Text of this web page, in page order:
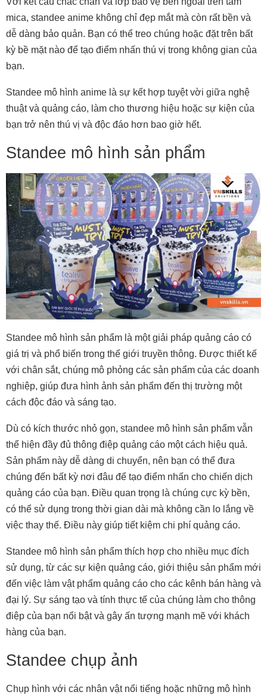
mica, standee anime không chỉ đẹp mắt mà còn rất bền và
dễ dàng bảo quản. Bạn có thể treo chúng hoặc đặt trên bất
kỳ bề mặt nào để tạo điểm nhấn thú vị trong không gian của
bạn.
Standee mô hình anime là sự kết hợp tuyệt vời giữa nghệ
thuật và quảng cáo, làm cho thương hiệu hoặc sự kiện của
bạn trở nên thú vị và độc đáo hơn bao giờ hết.
Standee mô hình sản phẩm
Standee mô hình sản phẩm là một giải pháp quảng cáo có
giá trị và phổ biến trong thế giới truyền thông. Được thiết kế
với chân sắt, chúng mô phỏng các sản phẩm của các doanh
nghiệp, giúp đưa hình ảnh sản phẩm đến thị trường một
cách độc đáo và sáng tạo.
Dù có kích thước nhỏ gọn, standee mô hình sản phẩm vẫn
thể hiện đầy đủ thông điệp quảng cáo một cách hiệu quả.
Sản phẩm này dễ dàng di chuyển, nên bạn có thể đưa
chúng đến bất kỳ nơi đâu để tạo điểm nhấn cho chiến dịch
quảng cáo của bạn. Điều quan trọng là chúng cực kỳ bền,
có thể sử dụng trong thời gian dài mà không cần lo lắng về
việc thay thế. Điều này giúp tiết kiệm chi phí quảng cáo.
Standee mô hình sản phẩm thích hợp cho nhiều mục đích
sử dụng, từ các sự kiện quảng cáo, giới thiệu sản phẩm mới
đến việc làm vật phẩm quảng cáo cho các kênh bán hàng và
đại lý. Sự sáng tạo và tính thực tế của chúng làm cho thông
điệp của bạn nổi bật và gây ấn tượng mạnh mẽ với khách
hàng của bạn.
Standee chụp ảnh
Chụp hình với các nhân vật nổi tiếng hoặc những mô hình